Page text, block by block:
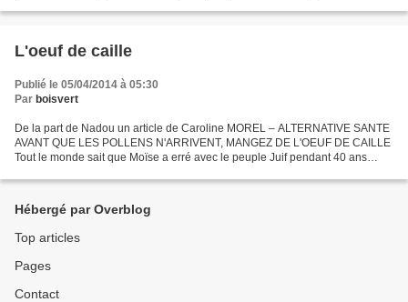
L'oeuf de caille
Publié le 05/04/2014 à 05:30
Par boisvert
De la part de Nadou un article de Caroline MOREL – ALTERNATIVE SANTE
AVANT QUE LES POLLENS N'ARRIVENT, MANGEZ DE L'OEUF DE CAILLE
Tout le monde sait que Moïse a erré avec le peuple Juif pendant 40 ans
Hébergé par Overblog
Top articles
Pages
Contact